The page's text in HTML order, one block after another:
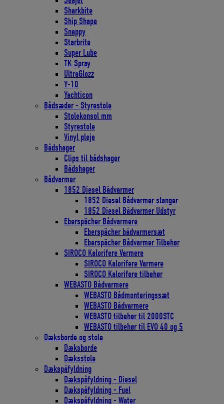
Sharkbite
Ship Shape
Snappy
Starbrite
Super Lube
TK Spray
UltraGlozz
Y-10
Yachticon
Bådsæder - Styrestole
Stolekonsol mm
Styrestole
Vinyl pleje
Bådshager
Clips til bådshager
Bådshager
Bådvarmer
1852 Diesel Bådvarmer
1852 Diesel Bådvarmer slanger
1852 Diesel Bådvarmer Udstyr
Eberspächer Bådvarmere
Eberspächer bådvarmersæt
Eberspächer Bådvarmer Tilbehør
SIROCO Kalorifere Varmere
SIROCO Kalorifere Varmere
SIROCO Kalorifere tilbehør
WEBASTO Bådvarmere
WEBASTO Bådmonteringssæt
WEBASTO Bådvarmere
WEBASTO tilbehør til 2000STC
WEBASTO tilbehør til EVO 40 og 5
Dæksborde og stole
Dæksborde
Dæksstole
Dækspåfyldning
Dækspåfyldning - Diesel
Dækspåfyldning - Fuel
Dækspåfyldning - Water